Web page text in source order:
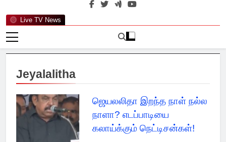
Live TV News
Jeyalalitha
ஜெயலலிதா இறந்த நாள் நல்ல
நாளா? எடப்பாடியை
கலாய்க்கும் நெட்டிசன்கள்!